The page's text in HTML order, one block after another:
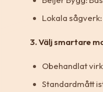
Lokala
3. Välj smartare
Obehandlat
Standardmått